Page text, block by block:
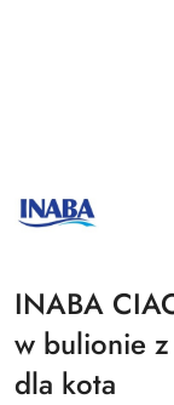
INABA
LOGO
PRODUCENTA
INABA
w bulionie
dla kota